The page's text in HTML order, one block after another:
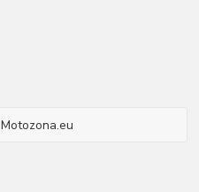
Motozona.eu